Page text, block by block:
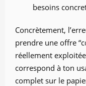
besoins
Concrètement,
prendre une offre
réellement
correspond à ton
complet sur le